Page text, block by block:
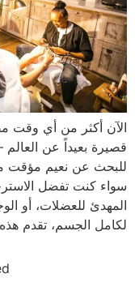
الآن أكثر من أي وقت
قصيرة بعيداً عن
للبحث عن نعيم مؤقت
سواء كنت تفضل
المهدئ للعضلات، أو
لكامل الجسم، تقدم